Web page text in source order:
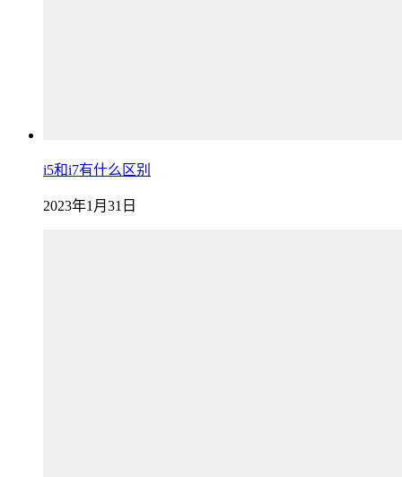
i5和i7有什么区别
2023年1月31日